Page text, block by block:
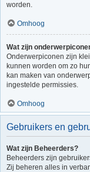
worden.
Omhoog
Wat zijn
Onderwerpiconen zijn
kunnen worden om zo
kan maken van
ingestelde permissies.
Omhoog
Gebruikers en
Wat zijn Beheerders?
Beheerders zijn
Zij beheren alles in